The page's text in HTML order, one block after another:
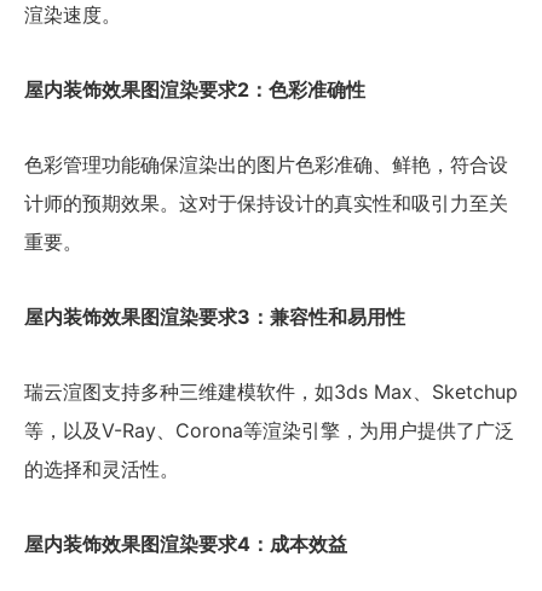
渲染速度。
屋内装饰效果图渲染要求2：色彩准确性
色彩管理功能确保渲染出的图片色彩准确、鲜艳，符合设
计师的预期效果。这对于保持设计的真实性和吸引力至关
重要。
屋内装饰效果图渲染要求3：兼容性和易用性
瑞云渲图支持多种三维建模软件，如3ds Max、Sketchup
等，以及V-Ray、Corona等渲染引擎，为用户提供了广泛
的选择和灵活性。
屋内装饰效果图渲染要求4：成本效益